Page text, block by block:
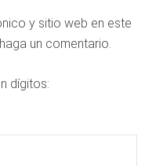
y sitio web en este
un comentario.
dígitos: